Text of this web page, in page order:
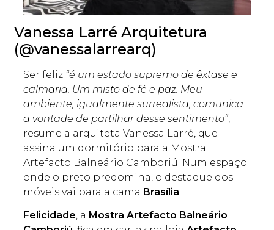
Vanessa Larré Arquitetura
(@vanessalarrearq)
Ser feliz “é um estado supremo de êxtase e
calmaria. Um misto de fé e paz. Meu
ambiente, igualmente surrealista, comunica
a vontade de partilhar desse sentimento”
resume a arquiteta Vanessa Larré, que
assina um dormitório para a Mostra
Artefacto Balneário Camboriú. Num espaço
onde o preto predomina, o destaque dos
móveis vai para a cama Brasília
Felicidade, a Mostra Artefacto Balneário